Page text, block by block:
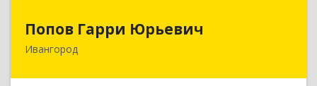
Попов Гарри Юрьевич
Ивангород